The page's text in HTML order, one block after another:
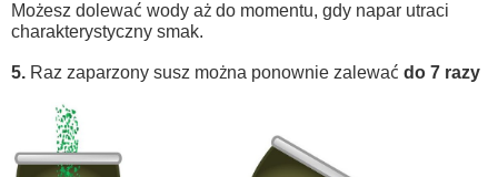
Możesz dolewać wody aż do momentu, gdy napar utraci
charakterystyczny smak.
5. Raz zaparzony susz można ponownie zalewać do 7 razy